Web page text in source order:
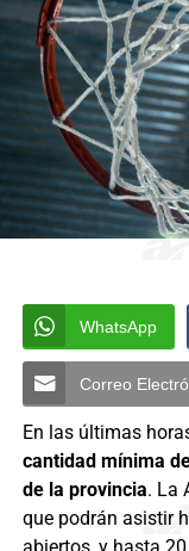
WhatsApp
Correo
En las últimas
cantidad mínima
de la provincia. La
que podrán asistir